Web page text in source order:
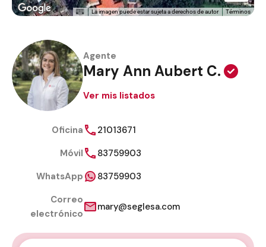
La imagen puede estar sujeta a derechos de autor Términos
Agente
Mary Ann Aubert C.
Ver mis listados
Oficina
21013671
Móvil
83759903
WhatsApp
83759903
Correo
electrónico
mary@seglesa.com